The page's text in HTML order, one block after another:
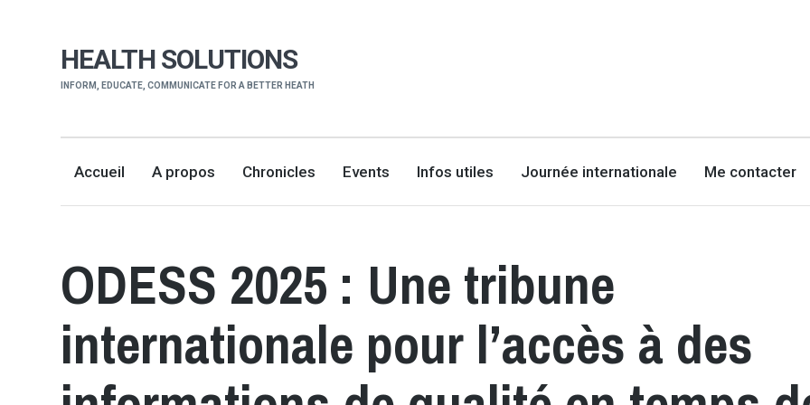
HEALTH SOLUTIONS
INFORM, EDUCATE, COMMUNICATE FOR A BETTER HEATH
Accueil A propos Chronicles Events Infos utiles Journée internationale Me contacter
ODESS 2025 : Une tribune
internationale pour l’accès à des